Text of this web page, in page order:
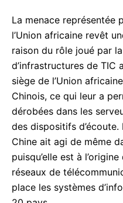
La menace représentée
l’Union africaine revêt
raison du rôle joué par
d’infrastructures de TIC
siège de l’Union
Chinois, ce qui leur a
dérobées dans les
des dispositifs d’écoute.
Chine ait agi de même
puisqu’elle est à
réseaux de
place les systèmes